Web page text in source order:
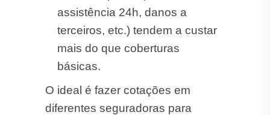
assistência 24h, danos a
terceiros, etc.) tendem a custar
mais do que coberturas
básicas.
O ideal é fazer cotações em
diferentes seguradoras para